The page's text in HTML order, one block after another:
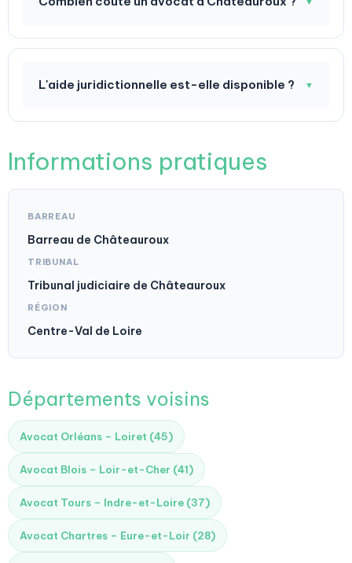
L'aide juridictionnelle est-elle disponible ? ▼
Informations pratiques
BARREAU
Barreau de Châteauroux
TRIBUNAL
Tribunal judiciaire de Châteauroux
RÉGION
Centre-Val de Loire
Départements voisins
Avocat Orléans – Loiret (45)
Avocat Blois – Loir-et-Cher (41)
Avocat Tours – Indre-et-Loire (37)
Avocat Chartres – Eure-et-Loir (28)